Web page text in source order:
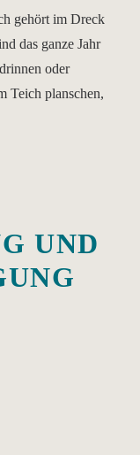
gehört im Dreck
das ganze Jahr
oder
Teich planschen,
UND